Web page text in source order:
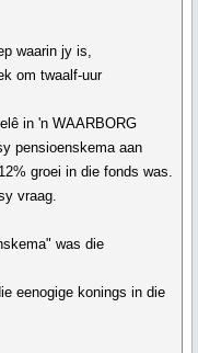
waarin jy is,
om twaalf-uur
in 'n WAARBORG
pensioenskema aan
groei in die fonds was.
vraag.
was die
eenogige konings in die